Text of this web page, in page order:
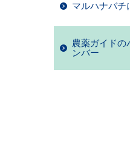
マルハナバチ
農薬ガイドの
ンバー